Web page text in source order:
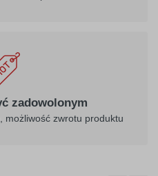
zadowolonym
możliwość zwrotu produktu